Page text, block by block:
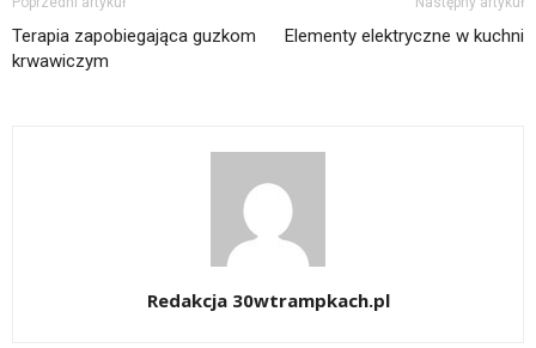
Terapia zapobiegająca guzkom
krwawiczym
Elementy elektryczne w kuchni
Redakcja 30wtrampkach.pl